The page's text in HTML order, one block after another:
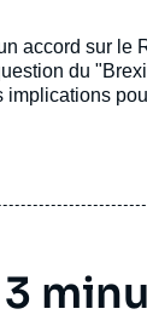
accord sur le
du